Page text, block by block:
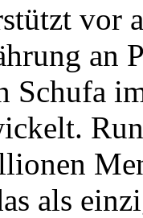
vor
an
Schufa
als